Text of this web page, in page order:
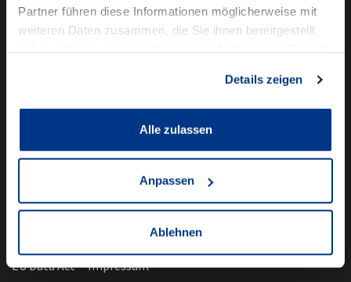
Partner führen diese Informationen möglicherweise mit
weiteren Daten zusammen, die Sie ihnen bereitgestellt
Details zeigen
Alle zulassen
Anpassen
Ablehnen
Volkswagen Professional Class
Autowelt Schmidt
News & Events
Ausbildung
EU Data Act
Impressum